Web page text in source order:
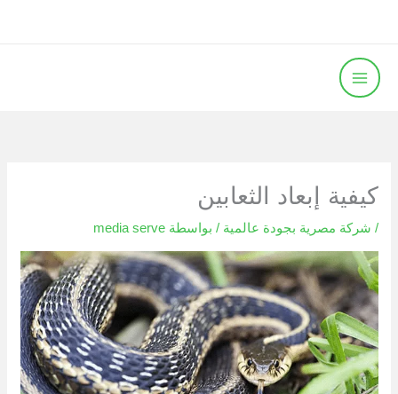
المحتوى
كيفية إبعاد الثعابين
/ شركة مصرية بجودة عالمية / بواسطة media serve